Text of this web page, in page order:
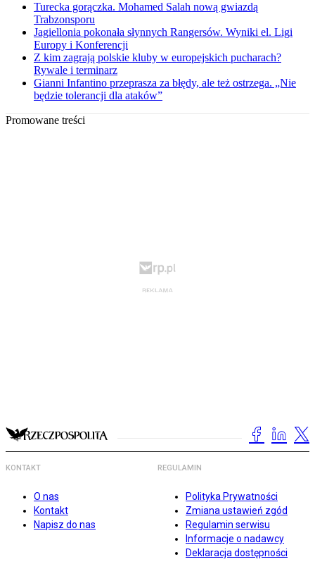
Turecka gorączka. Mohamed Salah nową gwiazdą
Trabzonsporu
Jagiellonia pokonała słynnych Rangersów. Wyniki el. Ligi
Europy i Konferencji
Z kim zagrają polskie kluby w europejskich pucharach?
Rywale i terminarz
Gianni Infantino przeprasza za błędy, ale też ostrzega. „Nie
będzie tolerancji dla ataków”
Promowane treści
KONTAKT
O nas
Kontakt
Napisz do nas
REGULAMIN
Polityka Prywatności
Zmiana ustawień zgód
Regulamin serwisu
Informacje o nadawcy
Deklaracja dostępności